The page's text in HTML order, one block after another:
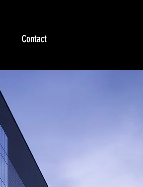
Contact